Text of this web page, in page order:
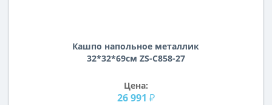
Кашпо напольное металлик
32*32*69см ZS-C858-27
Цена:
26 991 ₽